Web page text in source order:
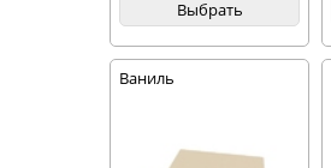
Выбрать
Ваниль